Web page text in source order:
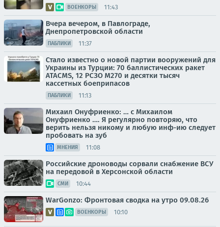
ВОЕНКОРЫ 11:43
Вчера вечером, в Павлограде,
Днепропетровской области
ПАБЛИКИ 11:37
Стало известно о новой партии вооружений для
Украины из Турции: 70 баллистических ракет
ATACMS, 12 РСЗО M270 и десятки тысяч
кассетных боеприпасов
ПАБЛИКИ 11:13
Михаил Онуфриенко: … с Михаилом
Онуфриенко …. Я регулярно повторяю, что
верить нельзя никому и любую инф-ию следует
пробовать на зуб
МНЕНИЯ 11:08
Российские дроноводы сорвали снабжение ВСУ
на передовой в Херсонской области
СМИ 10:44
WarGonzo: Фронтовая сводка на утро 09.08.26
ВОЕНКОРЫ 10:10